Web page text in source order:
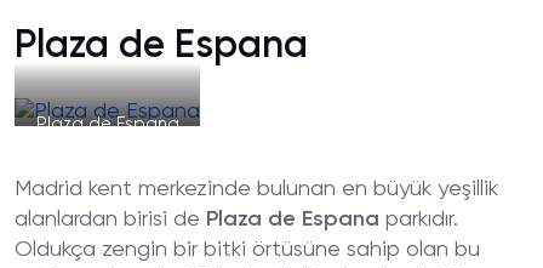
Plaza de Espana
Plaza de Espana
Madrid kent merkezinde bulunan en büyük yeşillik
alanlardan birisi de Plaza de Espana parkıdır.
Oldukça zengin bir bitki örtüsüne sahip olan bu